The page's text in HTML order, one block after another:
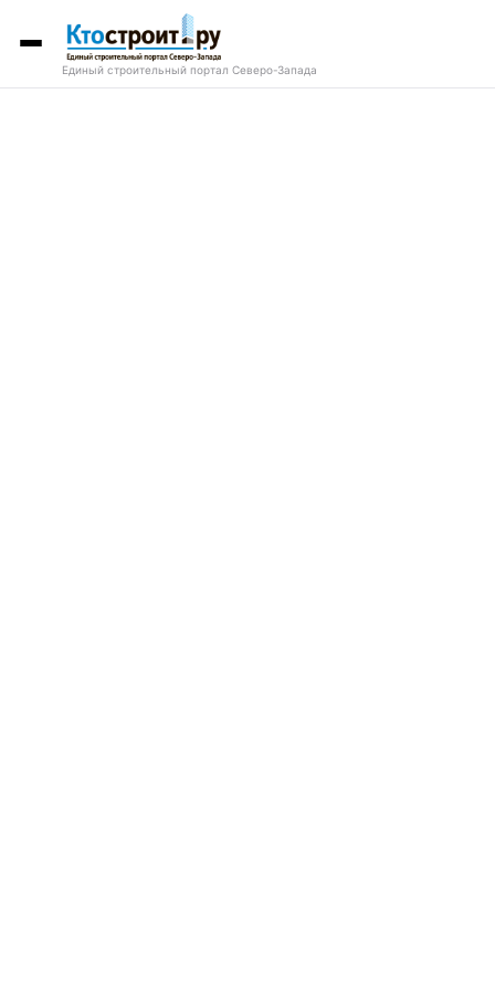
Единый строительный портал Северо-Запада